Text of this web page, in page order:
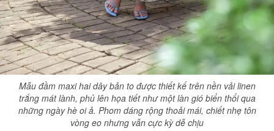
Mẫu đầm maxi hai dây bản to được thiết kế trên nền vải linen
trắng mát lành, phủ lên họa tiết như một làn gió biển thổi qua
những ngày hè oi ả. Phom dáng rộng thoải mái, chiết nhẹ tôn
vòng eo nhưng vẫn cực kỳ dễ chịu